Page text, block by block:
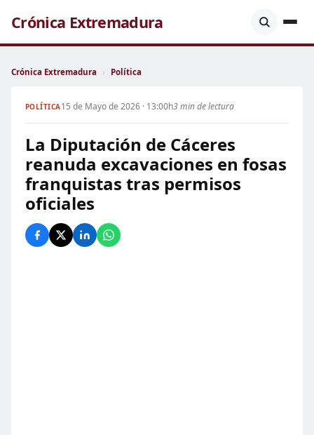
Crónica Extremadura
Crónica Extremadura › Política
POLÍTICA15 de Mayo de 2026 · 13:00h3 min de lectura
La Diputación de Cáceres
reanuda excavaciones en fosas
franquistas tras permisos
oficiales